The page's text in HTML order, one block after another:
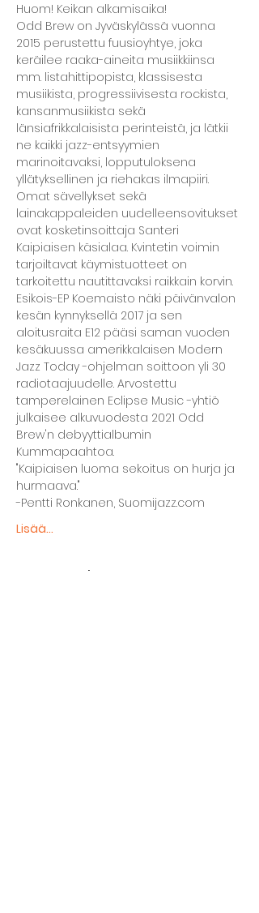
Huom! Keikan alkamisaika!
Odd Brew on Jyväskylässä vuonna
2015 perustettu fuusioyhtye, joka
keräilee raaka-aineita musiikkiinsa
mm. listahittipopista, klassisesta
musiikista, progressiivisesta rockista,
kansanmusiikista sekä
länsiafrikkalaisista perinteistä, ja lätkii
ne kaikki jazz-entsyymien
marinoitavaksi, lopputuloksena
yllätyksellinen ja riehakas ilmapiiri.
Omat sävellykset sekä
lainakappaleiden uudelleensovitukset
ovat kosketinsoittaja Santeri
Kaipiaisen käsialaa. Kvintetin voimin
tarjoiltavat käymistuotteet on
tarkoitettu nautittavaksi raikkain korvin.
Esikois-EP Koemaisto näki päivänvalon
kesän kynnyksellä 2017 ja sen
aloitusraita E12 pääsi saman vuoden
kesäkuussa amerikkalaisen Modern
Jazz Today -ohjelman soittoon yli 30
radiotaajuudelle. Arvostettu
tamperelainen Eclipse Music -yhtiö
julkaisee alkuvuodesta 2021 Odd
Brew'n debyyttialbumin
Kummapaahtoa.
"Kaipiaisen luoma sekoitus on hurja ja
hurmaava."
-Pentti Ronkanen, Suomijazz.com
Lisää...
Jaa tapahtuma